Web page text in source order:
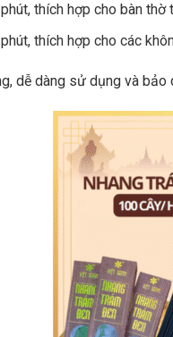
thích hợp cho bàn thờ
thích hợp cho các
dễ dàng sử dụng và bảo